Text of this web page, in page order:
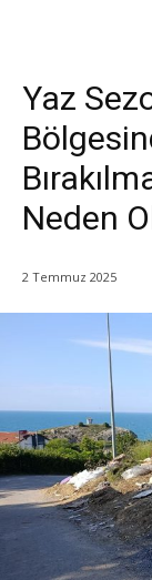
Yaz
Neden
2 Temmuz 2025